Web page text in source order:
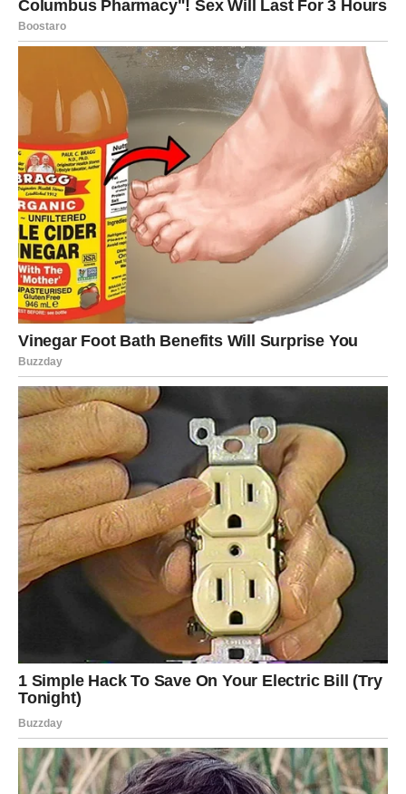
mogli ostvariti jedan veoma važan cilj.
Ljubav vam sprema veliko
iznenađenje
Pored finansija, velika promjena očekuje vas i na polju
emocija.
Ako ste dugo bili usamljeni ili razočarani, sada dolazi
vrijeme tokom kojeg biste mogli upoznati osobu koja će
vam potpuno promijeniti život.
Jedan susret mogao bi probuditi emocije kakve dugo
niste osjetili.
Rakovi koji su u vezi mogli bi konačno riješiti probleme
koji ih dugo muče. Pred vama su iskreni razgovori,
mnogo više razumijevanja i osjećaj da vas partner
konačno vidi onako kako ste oduvijek željeli.
Jedna osoba iz prošlosti mogla bi
se ponovo pojaviti
Zvijezde pokazuju da bi neko iz vaše prošlosti uskoro
mogao ponovo ući u vaš život.
Ta osoba nije vas zaboravila i moguće je da će pokušati
ponovo uspostaviti kontakt s vama.
Za mnoge Rakove upravo taj susret mogao bi donijeti
odgovore na pitanja koja ih dugo muče.